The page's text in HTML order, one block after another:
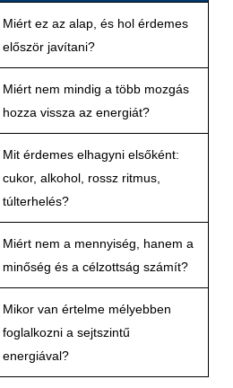
Miért ez az alap, és hol érdemes
először javítani?
Miért nem mindig a több mozgás
hozza vissza az energiát?
Mit érdemes elhagyni elsőként:
cukor, alkohol, rossz ritmus,
túlterhelés?
Miért nem a mennyiség, hanem a
minőség és a célzottság számít?
Mikor van értelme mélyebben
foglalkozni a sejtszintű
energiával?